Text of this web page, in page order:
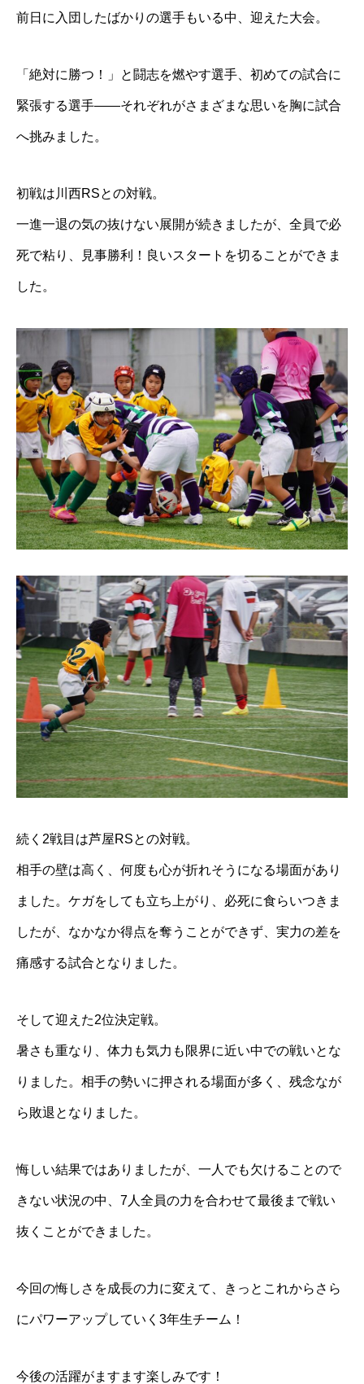
前日に入団したばかりの選手もいる中、迎えた大会。
「絶対に勝つ！」と闘志を燃やす選手、初めての試合に
緊張する選手――それぞれがさまざまな思いを胸に試合
へ挑みました。
初戦は川西RSとの対戦。
一進一退の気の抜けない展開が続きましたが、全員で必
死で粘り、見事勝利！良いスタートを切ることができま
した。
続く2戦目は芦屋RSとの対戦。
相手の壁は高く、何度も心が折れそうになる場面があり
ました。ケガをしても立ち上がり、必死に食らいつきま
したが、なかなか得点を奪うことができず、実力の差を
痛感する試合となりました。
そして迎えた2位決定戦。
暑さも重なり、体力も気力も限界に近い中での戦いとな
りました。相手の勢いに押される場面が多く、残念なが
ら敗退となりました。
悔しい結果ではありましたが、一人でも欠けることので
きない状況の中、7人全員の力を合わせて最後まで戦い
抜くことができました。
今回の悔しさを成長の力に変えて、きっとこれからさら
にパワーアップしていく3年生チーム！
今後の活躍がますます楽しみです！